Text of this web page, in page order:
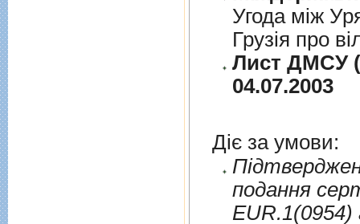
Угода між
Грузія про
Лист ДМСУ
04.07.2003
Діє за умови:
подання
EUR.1(0954)